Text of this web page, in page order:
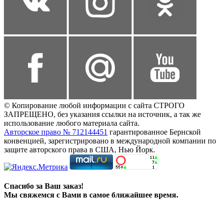
© Копирование любой информации с сайта СТРОГО
ЗАПРЕЩЕНО, без указания ссылки на источник, а так же
использование любого материала сайта.
Авторское право № 712144451 гарантированное Бернской
конвенцией, зарегистрировано в международной компании по
защите авторского права в США, Нью Йорк.
Спасибо за Ваш заказ!
Мы свяжемся с Вами в самое ближайшее время.